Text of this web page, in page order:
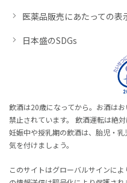
医薬品販売にあたっての表
日本盛のSDGs
飲酒は20歳になってから。お酒は
禁止されています。 飲酒運転は絶対
妊娠中や授乳期の飲酒は、胎児・乳
気を付けましょう。
このサイトはグローバルサインに